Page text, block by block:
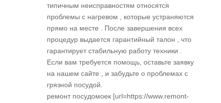
типичным неисправностям относятся
проблемы с нагревом , которые устраняются
прямо на месте . После завершения всех
процедур выдается гарантийный талон , что
гарантирует стабильную работу техники .
Если вам требуется помощь, оставьте заявку
на нашем сайте , и забудьте о проблемах с
грязной посудой.
ремонт посудомоек [url=https://www.remont-